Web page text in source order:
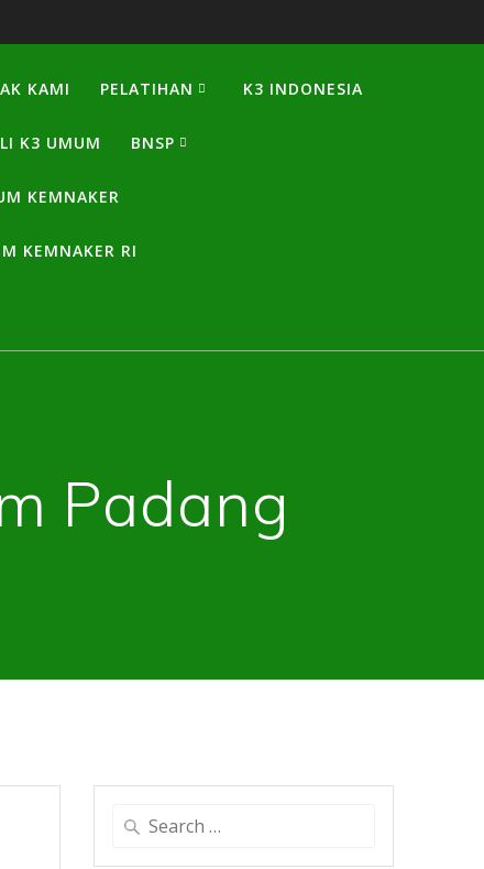
KAMI PELATIHAN K3 INDONESIA
K3 UMUM BNSP
KEMNAKER
KEMNAKER RI
Padang
Search